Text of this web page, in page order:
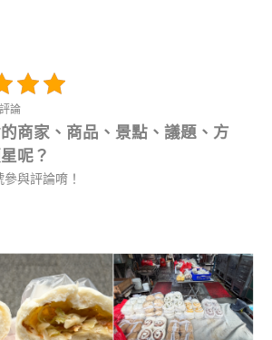
論
商家、商品、景點、議題、方
呢？
與評論唷！